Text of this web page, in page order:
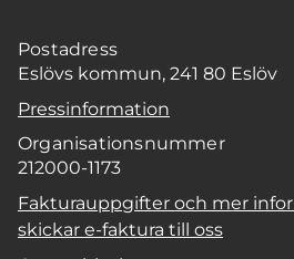
Postadress
Eslövs kommun, 241 80 Eslöv
Pressinformation
Organisationsnummer
212000-1173
Fakturauppgifter och mer
skickar e-faktura till oss